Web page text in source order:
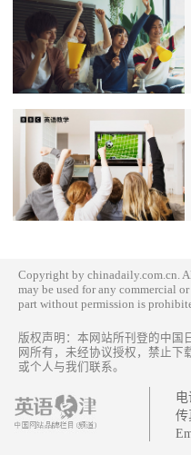
Copyright by chinadaily.com.cn.
may be used for any commercial
part without permission is
版权声明：本网站所刊登的中国
网所有，未经协议授权，禁止下
或个人与我们联系。
电
传